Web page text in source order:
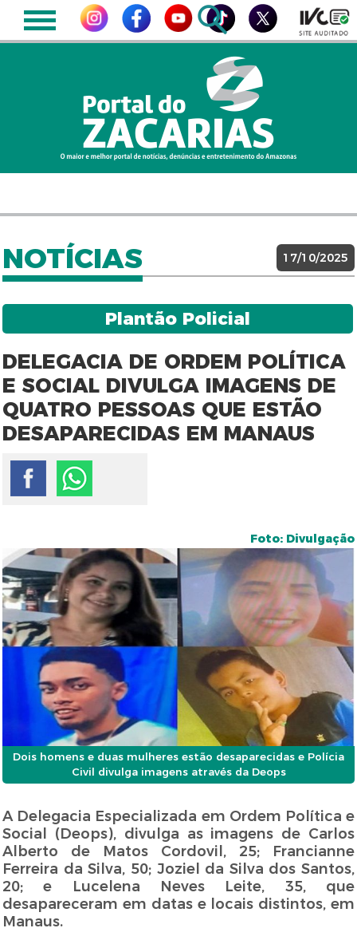
NOTÍCIAS 17/10/2025
Plantão Policial
DELEGACIA DE ORDEM POLÍTICA
E SOCIAL DIVULGA IMAGENS DE
QUATRO PESSOAS QUE ESTÃO
DESAPARECIDAS EM MANAUS
Foto: Divulgação
Dois homens e duas mulheres estão desaparecidas e Polícia
Civil divulga imagens através da Deops
A Delegacia Especializada em Ordem Política e
Social (Deops), divulga as imagens de Carlos
Alberto de Matos Cordovil, 25; Francianne
Ferreira da Silva, 50; Joziel da Silva dos Santos,
20; e Lucelena Neves Leite, 35, que
desapareceram em datas e locais distintos, em
Manaus.